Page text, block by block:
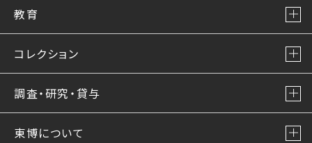
教育
コレクション
調査・研究・貸与
東博について